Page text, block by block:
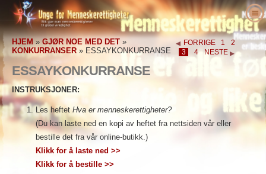
Om oss
Hva er Unge for menneskerettigheter?
Vårt formål
Historien om Unge for menneskerettigheter
Lederstab
Rådgivende komite
UFMRI’s samarbeidspartnere
Proklamasjoner & anerkjennelser
Hva er menneskerettigheter?
Menneskerettigheter definert
Bakgrunnen for menneskerettighetene
Verdenserklæringen om
Menneskerettigheter
Lœrere
Velkommen
Detaljer om undervisningspakken
Resultater fra lærere
Menneskerettighetspensum
Pedagog programmere
Gjør noe med det
Engasjer deg
petisjon
Medlemskap & donasjon
Grupper
Forkjempere for menneskerettigheter
Forkjempere for menneskerettigheter
Menneskerettighetsorganisasjoner
Menneskerettighetsovergrep
Nyheter
Ordre
Kontakt
HJEM» GJØR NOE MED DET »
KONKURRANSER » ESSAYKONKURRANSE
FORRIGE 1
2
3
4 NESTE
ESSAYKONKURRANSE
INSTRUKSJONER:
Les heftetHva er menneskerettigheter?
(Du kan laste ned en kopi av heftet fra nettsiden vår eller
bestille det fra vår online-butikk.)
Klikk for å laste ned >>
Klikk for å bestille >>